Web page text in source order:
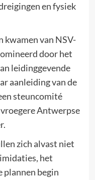
en fysiek
kwamen van NSV-
door het
leidinggevende
aanleiding van de
steuncomité
Antwerpse
zich alvast niet
het
plannen begin